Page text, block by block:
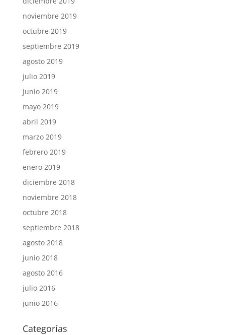
noviembre 2019
octubre 2019
septiembre 2019
agosto 2019
julio 2019
junio 2019
mayo 2019
abril 2019
marzo 2019
febrero 2019
enero 2019
diciembre 2018
noviembre 2018
octubre 2018
septiembre 2018
agosto 2018
junio 2018
agosto 2016
julio 2016
junio 2016
Categorías